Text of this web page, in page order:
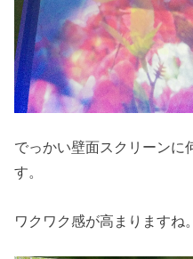
でっかい壁面スクリーンに
す。
ワクワク感が高まりますね。